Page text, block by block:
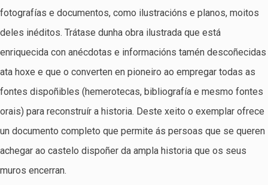
fotografías e documentos, como ilustracións e planos, moitos
deles inéditos. Trátase dunha obra ilustrada que está
enriquecida con anécdotas e informacións tamén descoñecidas
ata hoxe e que o converten en pioneiro ao empregar todas as
fontes dispoñibles (hemerotecas, bibliografía e mesmo fontes
orais) para reconstruír a historia. Deste xeito o exemplar ofrece
un documento completo que permite ás persoas que se queren
achegar ao castelo dispoñer da ampla historia que os seus
muros encerran.